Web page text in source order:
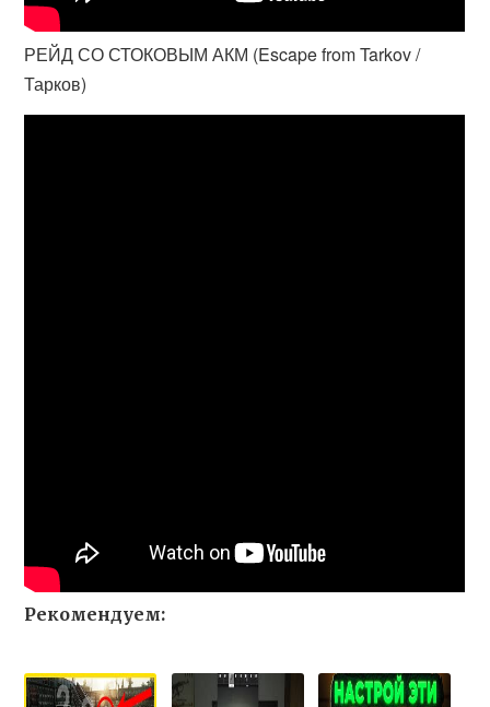
РЕЙД СО СТОКОВЫМ АКМ (Escape from Tarkov /
Тарков)
Рекомендуем: